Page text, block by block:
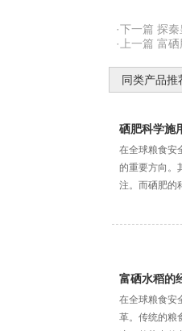
·下一篇 探
·上一篇 富
同类产品推
硒肥科学施
在全球粮食安
的重要方向。
注。而硒肥的
富硒水稻的
在全球粮食安
革。传统的粮